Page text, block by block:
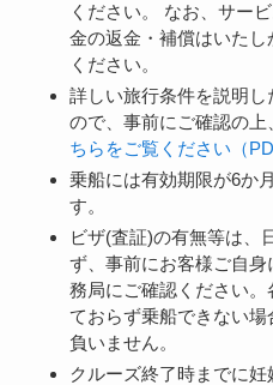
ください。 なお、サー
金の返金・補償はいた
ください。
詳しい旅行条件を説明
ので、事前にご確認の上
ちらをご覧ください（
乗船には有効期限が6か
す。
ビザ(査証)の有無等は、
ず、事前にお客様ご自
務局にご確認ください
ておらず乗船できない
負いません。
クルーズ終了時までに